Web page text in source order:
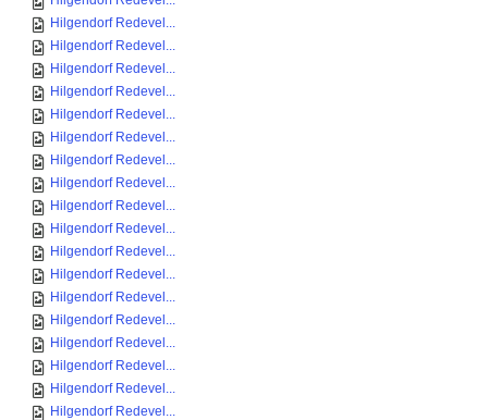
Hilgendorf Redevel...
Hilgendorf Redevel...
Hilgendorf Redevel...
Hilgendorf Redevel...
Hilgendorf Redevel...
Hilgendorf Redevel...
Hilgendorf Redevel...
Hilgendorf Redevel...
Hilgendorf Redevel...
Hilgendorf Redevel...
Hilgendorf Redevel...
Hilgendorf Redevel...
Hilgendorf Redevel...
Hilgendorf Redevel...
Hilgendorf Redevel...
Hilgendorf Redevel...
Hilgendorf Redevel...
Hilgendorf Redevel...